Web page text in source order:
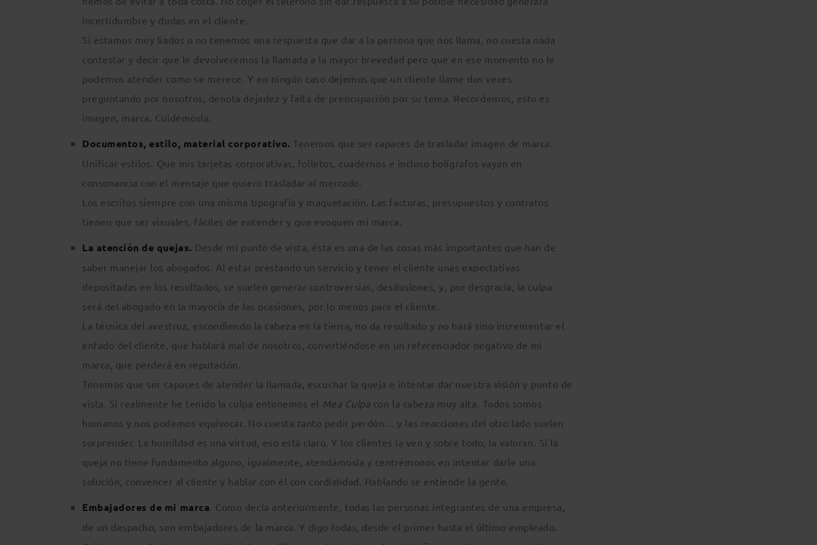
incertidumbre y dudas en el cliente.
Si estamos muy liados o no tenemos una respuesta que dar a la persona que nos llama, no cuesta nada
contestar y decir que le devolveremos la llamada a la mayor brevedad pero que en ese momento no le
podemos atender como se merece. Y en ningún caso dejemos que un cliente llame dos veces
preguntando por nosotros, denota dejadez y falta de preocupación por su tema. Recordemos, esto es
imagen, marca. Cuidémosla.
Documentos, estilo, material corporativo.Tenemos que ser capaces de trasladar imagen de marca.
Unificar estilos. Que mis tarjetas corporativas, folletos, cuadernos e incluso bolígrafos vayan en
consonancia con el mensaje que quiero trasladar al mercado.
Los escritos siempre con una misma tipografía y maquetación. Las facturas, presupuestos y contratos
tienen que ser visuales, fáciles de entender y que evoquen mi marca.
La atención de quejas. Desde mi punto de vista, ésta es una de las cosas más importantes que han de
saber manejar los abogados. Al estar prestando un servicio y tener el cliente unas expectativas
depositadas en los resultados, se suelen generar controversias, desilusiones, y, por desgracia, la culpa
será del abogado en la mayoría de las ocasiones, por lo menos para el cliente.
La técnica del avestruz, escondiendo la cabeza en la tierra, no da resultado y no hará sino incrementar el
enfado del cliente, que hablará mal de nosotros, convirtiéndose en un referenciador negativo de mi
marca, que perderá en reputación.
Tenemos que ser capaces de atender la llamada, escuchar la queja e intentar dar nuestra visión y punto de
vista. Si realmente he tenido la culpa entonemos el Mea Culpa con la cabeza muy alta. Todos somos
humanos y nos podemos equivocar. No cuesta tanto pedir perdón… y las reacciones del otro lado suelen
sorprender. La humildad es una virtud, eso está claro. Y los clientes la ven y sobre todo, la valoran. Si la
queja no tiene fundamento alguno, igualmente, atendámosla y centrémonos en intentar darle una
solución, convencer al cliente y hablar con él con cordialidad. Hablando se entiende la gente.
Embajadores de mi marca. Como decía anteriormente, todas las personas integrantes de una empresa,
de un despacho, son embajadores de la marca. Y digo todas, desde el primer hasta el último empleado.